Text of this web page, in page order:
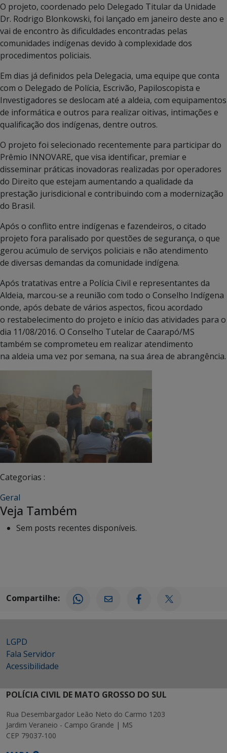
O projeto, coordenado pelo Delegado Titular da Unidade
Dr. Rodrigo Blonkowski, foi lançado em janeiro deste ano e
vai de encontro às dificuldades encontradas pelas
comunidades indígenas devido à complexidade dos
procedimentos policiais.
Em dias já definidos pela Delegacia, uma equipe que conta
com o Delegado de Polícia, Escrivão, Papiloscopista e
Investigadores se deslocam até a aldeia, com equipamentos
de informática e outros para realizar oitivas, intimações e
qualificação dos indígenas, dentre outros.
O projeto foi selecionado recentemente para participar do
Prêmio INNOVARE, que visa identificar, premiar e
disseminar práticas inovadoras realizadas por operadores
do Direito que estejam aumentando a qualidade da
prestação jurisdicional e contribuindo com a modernização
do Brasil.
Após o conflito entre indígenas e fazendeiros, o citado
projeto fora paralisado por questões de segurança, o que
gerou acúmulo de serviços policiais e não atendimento
de diversas demandas da comunidade indígena.
Após tratativas entre a Polícia Civil e representantes da
Aldeia, marcou-se a reunião com todo o Conselho Indígena
onde, após debate de vários aspectos, ficou acordado
o restabelecimento do projeto e início das atividades para o
dia 11/08/2016. O Conselho Tutelar de Caarapó/MS
também se comprometeu em realizar atendimento
na aldeia uma vez por semana, na sua área de abrangência.
Categorias :
Geral
Veja Também
Sem posts recentes disponíveis.
Compartilhe:
LGPD
Fala Servidor
Acessibilidade
POLÍCIA CIVIL DE MATO GROSSO DO SUL
Rua Desembargador Leão Neto do Carmo 1203
Jardim Veraneio - Campo Grande | MS
CEP 79037-100